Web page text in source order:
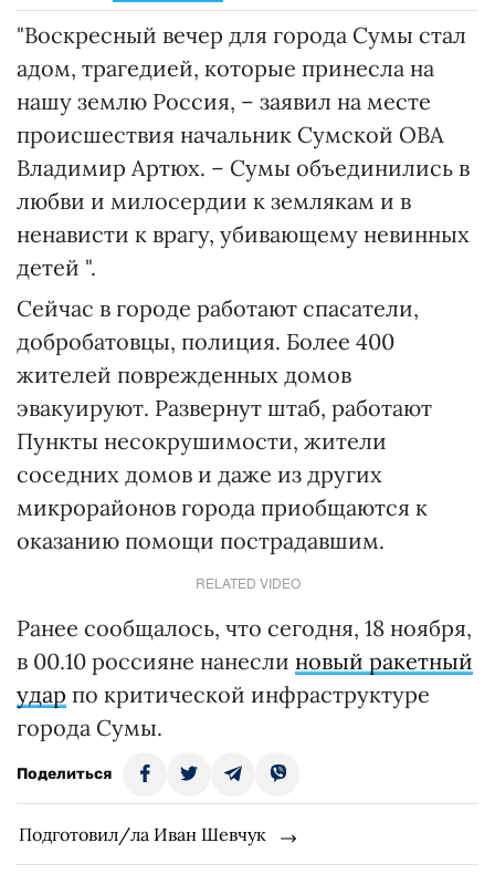
"Воскресный вечер для города Сумы стал
адом, трагедией, которые принесла на
нашу землю Россия, – заявил на месте
происшествия начальник Сумской ОВА
Владимир Артюх. – Сумы объединились в
любви и милосердии к землякам и в
ненависти к врагу, убивающему невинных
детей ".
Сейчас в городе работают спасатели,
добробатовцы, полиция. Более 400
жителей поврежденных домов
эвакуируют. Развернут штаб, работают
Пункты несокрушимости, жители
соседних домов и даже из других
микрорайонов города приобщаются к
оказанию помощи пострадавшим.
RELATED VIDEO
Ранее сообщалось, что сегодня, 18 ноября,
в 00.10 россияне нанесли новый ракетный
удар по критической инфраструктуре
города Сумы.
Поделиться
Подготовил/ла Иван Шевчук